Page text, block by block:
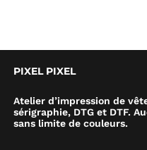
PIXEL PIXEL
Atelier d’impression de
sérigraphie, DTG et DTF.
sans limite de couleurs.